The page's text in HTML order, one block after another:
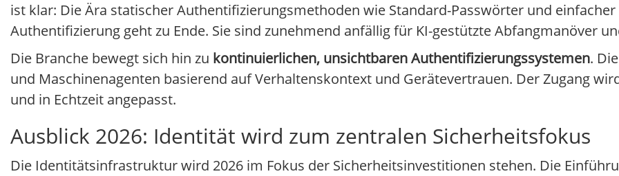
ist klar: Die Ära statischer Authentifizierungsmethoden wie Standard-Passwörter und einfacher
Authentifizierung geht zu Ende. Sie sind zunehmend anfällig für KI-gestützte Abfangmanöver
Die Branche bewegt sich hin zu kontinuierlichen, unsichtbaren Authentifizierungssystemen.
und Maschinenagenten basierend auf Verhaltenskontext und Gerätevertrauen. Der Zugang
und in Echtzeit angepasst.
Ausblick 2026: Identität wird zum zentralen Sicherheitsfokus
Die Identitätsinfrastruktur wird 2026 im Fokus der Sicherheitsinvestitionen stehen. Die